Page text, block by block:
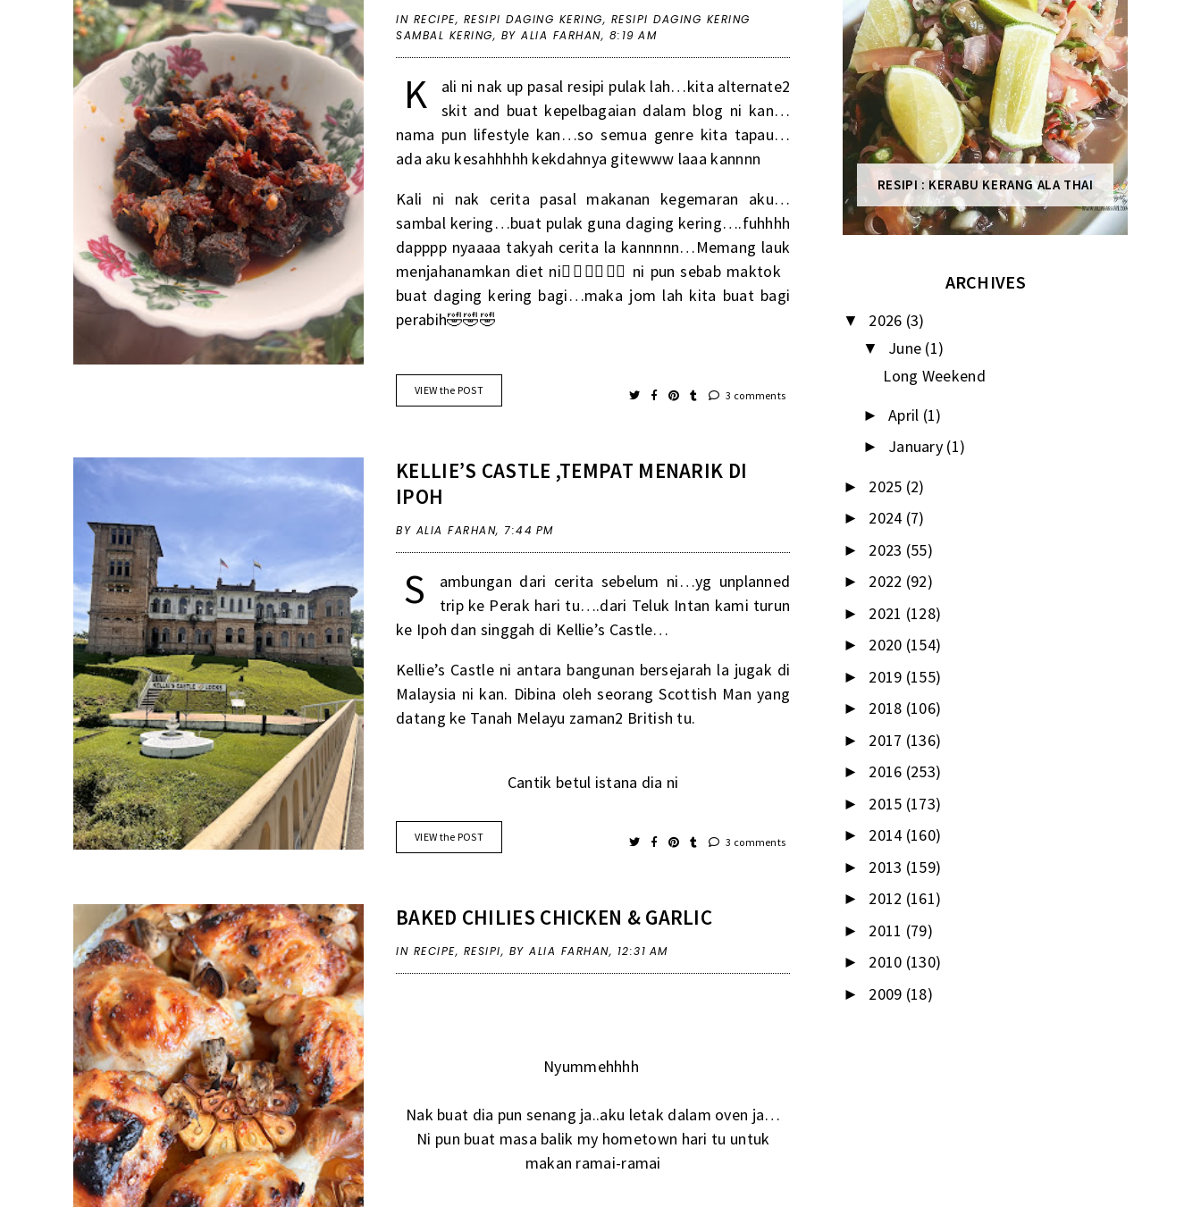
IN RECIPE, RESIPI DAGING KERING, RESIPI DAGING KERING
SAMBAL KERING, BY ALIA FARHAN, 8:19 AM
K
ali ni nak up pasal resipi pulak lah…kita alternate2
skit and buat kepelbagaian dalam blog ni kan…
nama pun lifestyle kan…so semua genre kita tapau…
ada aku kesahhhhh kekdahnya gitewww laaa kannnn
Kali ni nak cerita pasal makanan kegemaran aku…
sambal kering…buat pulak guna daging kering….fuhhhh
dapppp nyaaaa takyah cerita la kannnnn…Memang lauk
menjahanamkan diet ni😵‍💫😵‍💫😵‍💫 ni pun sebab maktok
buat daging kering bagi…maka jom lah kita buat bagi
perabih🤣🤣🤣
VIEW the POST 3 comments
KELLIE’S CASTLE ,TEMPAT MENARIK DI
IPOH
BY ALIA FARHAN, 7:44 PM
S
ambungan dari cerita sebelum ni…yg unplanned
trip ke Perak hari tu….dari Teluk Intan kami turun
ke Ipoh dan singgah di Kellie’s Castle…
Kellie’s Castle ni antara bangunan bersejarah la jugak di
Malaysia ni kan. Dibina oleh seorang Scottish Man yang
datang ke Tanah Melayu zaman2 British tu.
Cantik betul istana dia ni
VIEW the POST 3 comments
BAKED CHILIES CHICKEN & GARLIC
IN RECIPE, RESIPI, BY ALIA FARHAN, 12:31 AM
Nyummehhhh
Nak buat dia pun senang ja..aku letak dalam oven ja…
Ni pun buat masa balik my hometown hari tu untuk
makan ramai-ramai
RESIPI : KERABU KERANG ALA THAI
ARCHIVES
▼ 2026 (3)
▼ June (1)
Long Weekend
► April (1)
► January (1)
► 2025 (2)
► 2024 (7)
► 2023 (55)
► 2022 (92)
► 2021 (128)
► 2020 (154)
► 2019 (155)
► 2018 (106)
► 2017 (136)
► 2016 (253)
► 2015 (173)
► 2014 (160)
► 2013 (159)
► 2012 (161)
► 2011 (79)
► 2010 (130)
► 2009 (18)